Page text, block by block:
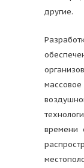
другие.
времени